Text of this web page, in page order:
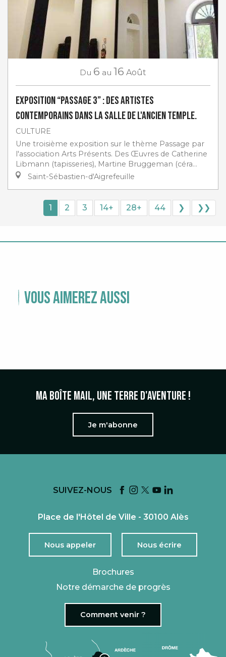
Du 6 au 16 Août
Exposition “Passage 3” : des artistes
contemporains dans la salle de l'ancien Temple.
CULTURE
Une troisième exposition sur le thème Passage par
l'association Arts Présents. Des Œuvres de Catherine
Libmann (tapisseries), Martine Bruggeman (céra...
Saint-Sébastien-d'Aigrefeuille
1 2 3 14+ 28+ 44 ❯ ❯❯
Vous aimerez aussi
Ma boîte mail, une terre d'aventure !
Je m'abonne
SUIVEZ-NOUS
Place de l'Hôtel de Ville - 30100 Alès
Nous appeler Nous écrire
Brochures
Notre démarche de progrès
Comment venir ?